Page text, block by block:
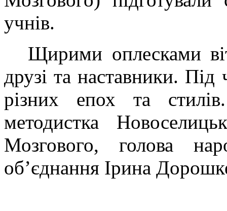
учнів.
Щирими оплесками
друзі та наставники.
різних епох та
методистка
Мозгового, голова
об’єднання Ірина